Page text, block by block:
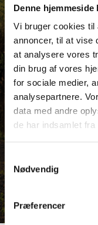
Denne
Vi bruger cookies til
annoncer, til at vise
at analysere vores
din brug af vores
for sociale medier,
analysepartnere.
data med andre
de har indsamlet
Nødvendig
Præferencer